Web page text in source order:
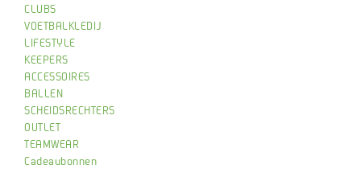
CLUBS
VOETBALKLEDIJ
LIFESTYLE
KEEPERS
ACCESSOIRES
BALLEN
SCHEIDSRECHTERS
OUTLET
TEAMWEAR
Cadeaubonnen